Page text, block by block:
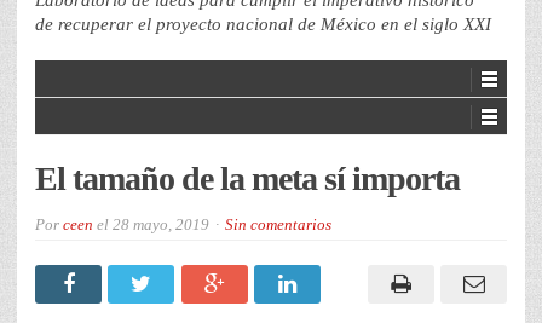
de recuperar el proyecto nacional de México en el siglo XXI
El tamaño de la meta sí importa
Por ceen el 28 mayo, 2019 Sin comentarios